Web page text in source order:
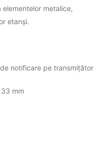
metalice,
etanși.
notificare pe transmițător
mm